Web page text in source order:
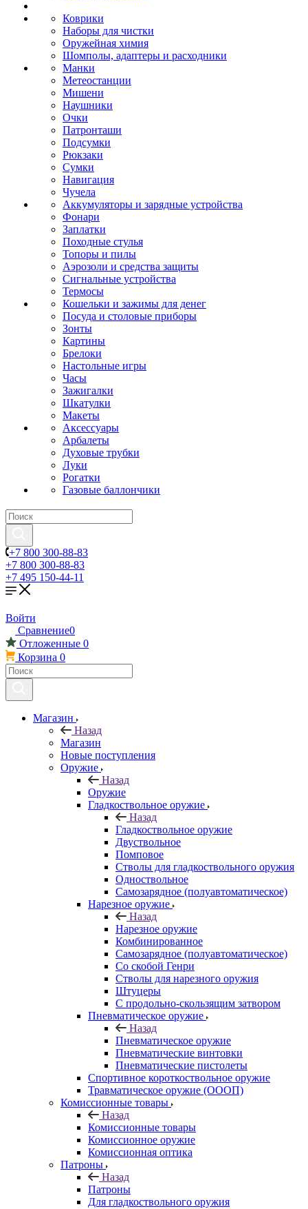
Коврики
Наборы для чистки
Оружейная химия
Шомполы, адаптеры и расходники
Манки
Метеостанции
Мишени
Наушники
Очки
Патронташи
Подсумки
Рюкзаки
Сумки
Навигация
Чучела
Аккумуляторы и зарядные устройства
Фонари
Заплатки
Походные стулья
Топоры и пилы
Аэрозоли и средства защиты
Сигнальные устройства
Термосы
Кошельки и зажимы для денег
Посуда и столовые приборы
Зонты
Картины
Брелоки
Настольные игры
Часы
Зажигалки
Шкатулки
Макеты
Аксессуары
Арбалеты
Духовые трубки
Луки
Рогатки
Газовые баллончики
+7 800 300-88-83
+7 800 300-88-83
+7 495 150-44-11
Войти
Сравнение0
Отложенные 0
Корзина 0
Магазин
Назад
Магазин
Новые поступления
Оружие
Назад
Оружие
Гладкоствольное оружие
Назад
Гладкоствольное оружие
Двуствольное
Помповое
Стволы для гладкоствольного оружия
Одноствольное
Самозарядное (полуавтоматическое)
Нарезное оружие
Назад
Нарезное оружие
Комбинированное
Самозарядное (полуавтоматическое)
Со скобой Генри
Стволы для нарезного оружия
Штуцеры
С продольно-скользящим затвором
Пневматическое оружие
Назад
Пневматическое оружие
Пневматические винтовки
Пневматические пистолеты
Спортивное короткоствольное оружие
Травматическое оружие (ОООП)
Комиссионные товары
Назад
Комиссионные товары
Комиссионное оружие
Комиссионная оптика
Патроны
Назад
Патроны
Для гладкоствольного оружия